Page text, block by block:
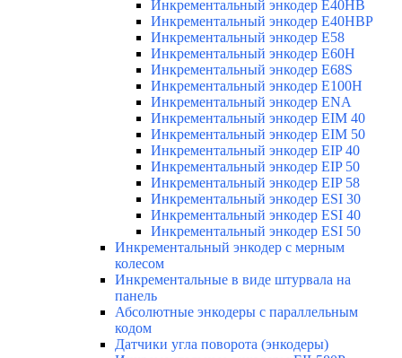
Инкрементальный энкодер E40HB
Инкрементальный энкодер E40HBP
Инкрементальный энкодер E58
Инкрементальный энкодер E60H
Инкрементальный энкодер E68S
Инкрементальный энкодер E100H
Инкрементальный энкодер ENA
Инкрементальный энкодер EIM 40
Инкрементальный энкодер EIM 50
Инкрементальный энкодер EIP 40
Инкрементальный энкодер EIP 50
Инкрементальный энкодер EIP 58
Инкрементальный энкодер ESI 30
Инкрементальный энкодер ESI 40
Инкрементальный энкодер ESI 50
Инкрементальный энкодер с мерным
колесом
Инкрементальные в виде штурвала на
панель
Абсолютные энкодеры с параллельным
кодом
Датчики угла поворота (энкодеры)